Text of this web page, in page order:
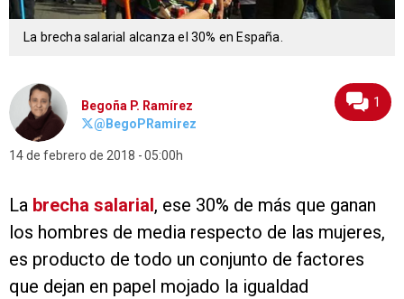
La brecha salarial alcanza el 30% en España.
Begoña P. Ramírez
@BegoPRamirez
14 de febrero de 2018 05:00h
1
La brecha salarial, ese 30% de más que ganan
los hombres de media respecto de las mujeres,
es producto de todo un conjunto de factores
que dejan en papel mojado la igualdad